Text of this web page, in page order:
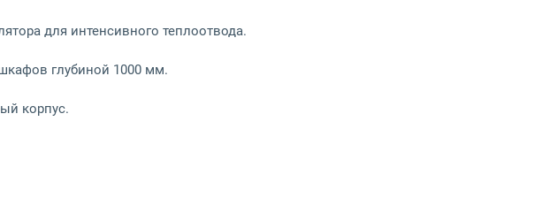
для интенсивного теплоотвода.
глубиной 1000 мм.
корпус.